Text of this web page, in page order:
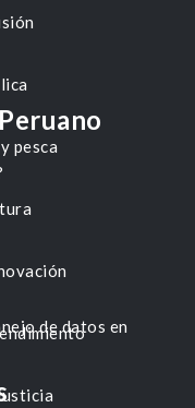
pesca
de datos en